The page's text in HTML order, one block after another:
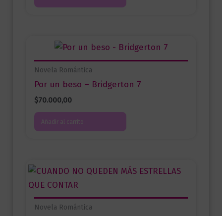
Novela Romántica
Por un beso – Bridgerton 7
$70.000,00
Añadir al carrito
Novela Romántica